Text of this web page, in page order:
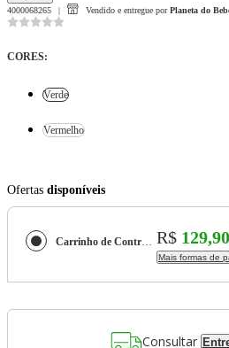
4000068265 Vendido e entregue por Planeta do
CORES:
Verde
Vermelho
Ofertas disponíveis
Carrinho de Controle Remoto Infantil Off-Road Maxi Toys R$ 129,90
Mais formas de
Consultar